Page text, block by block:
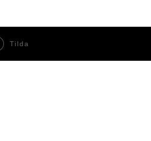
Tilda